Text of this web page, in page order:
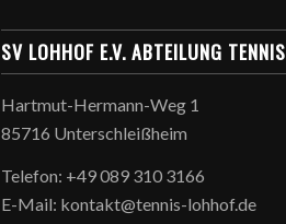
SV LOHHOF E.V. ABTEILUNG TENNIS
Hartmut-Hermann-Weg 1
85716 Unterschleißheim
Telefon: +49 089 310 3166
E-Mail: kontakt@tennis-lohhof.de